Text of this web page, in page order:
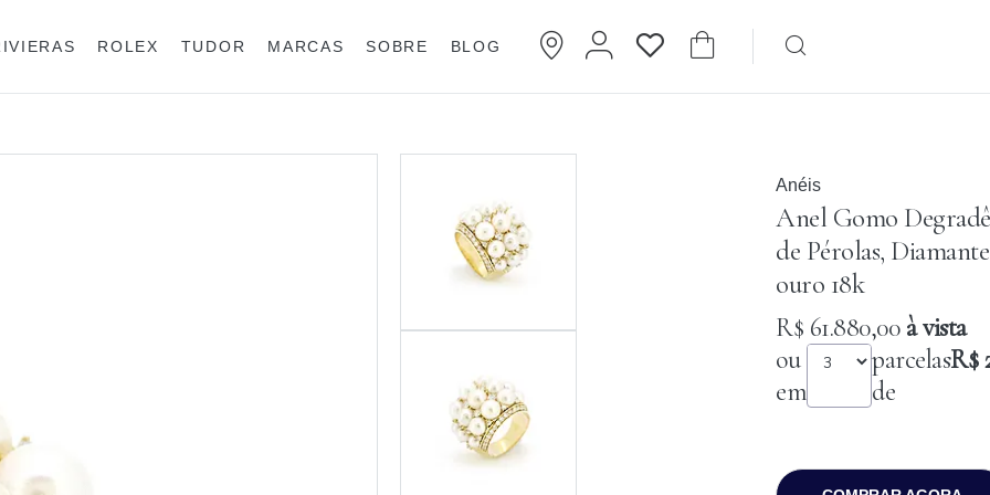
MARCAS SOBRE
ROLEX TUDOR BLOG
Anéis
Anel Gomo Degradê
de Pérolas,
ouro 18k
R$ 61.880,00à vista
ou
em
parcelas
de
R$